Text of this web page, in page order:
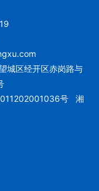
城区经开区赤岗路与
号
湘